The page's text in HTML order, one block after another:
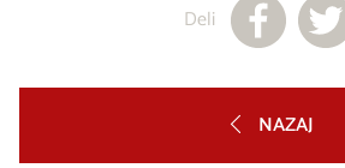
Deli
NAZAJ